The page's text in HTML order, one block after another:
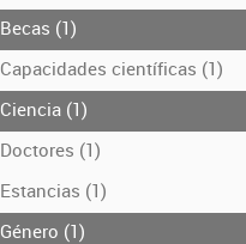
Becas (1)
Capacidades científicas (1)
Ciencia (1)
Doctores (1)
Estancias (1)
Género (1)